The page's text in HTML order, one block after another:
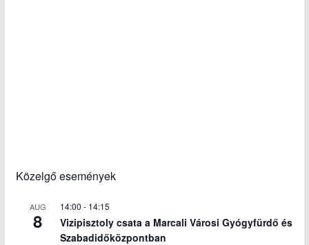
Közelgő események
AUG
8
14:00 - 14:15
Vizipisztoly csata a Marcali Városi Gyógyfürdő és
Szabadidőközpontban